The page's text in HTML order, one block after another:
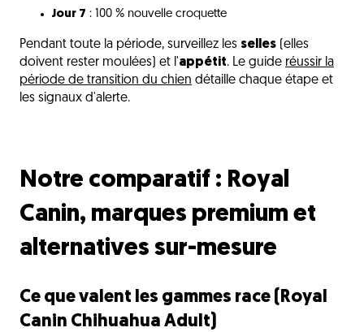
Jour 7 : 100 % nouvelle croquette
Pendant toute la période, surveillez les selles (elles
doivent rester moulées) et l'appétit. Le guide réussir la
période de transition du chien détaille chaque étape et
les signaux d'alerte.
Notre comparatif : Royal
Canin, marques premium et
alternatives sur-mesure
Ce que valent les gammes race (Royal
Canin Chihuahua Adult)